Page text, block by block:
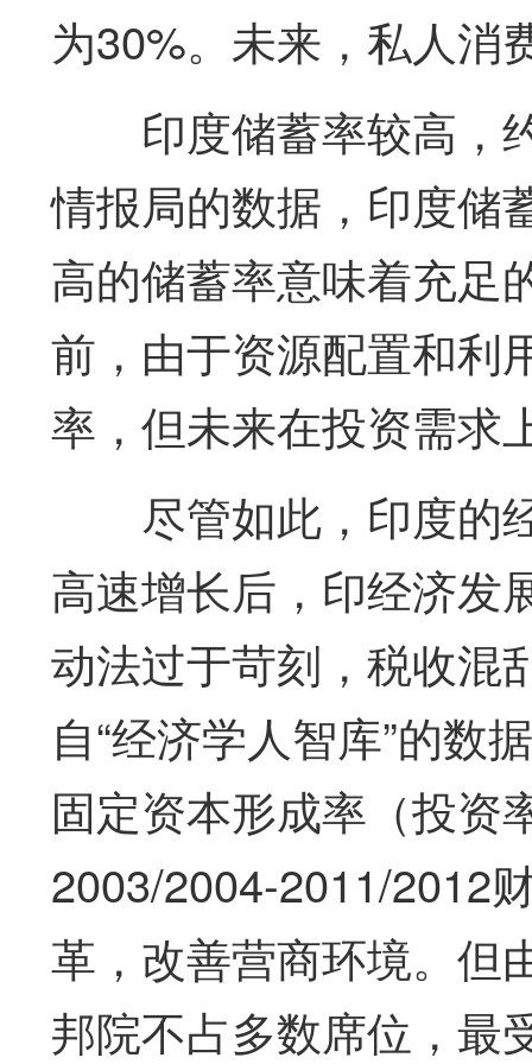
为30%。未来，私人消
印度储蓄率较高，
情报局的数据，印度储
高的储蓄率意味着充足
前，由于资源配置和利
率，但未来在投资需求
尽管如此，印度的
高速增长后，印经济发
动法过于苛刻，税收混
自“经济学人智库”的数
固定资本形成率（投资
2003/2004-2011/2012
革，改善营商环境。但
邦院不占多数席位，最